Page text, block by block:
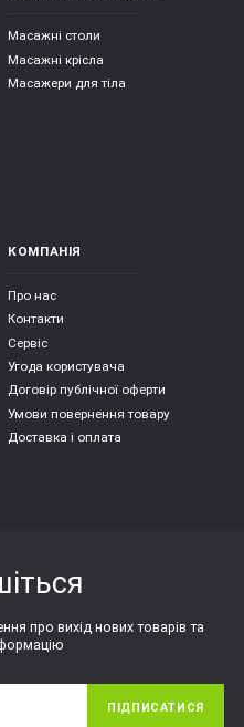
Масажні столи
Масажні крісла
Масажери для тіла
КОМПАНІЯ
Про нас
Контакти
Сервіс
Угода користувача
Договір публічної оферти
Умови повернення товару
Доставка і оплата
про вихід нових товарів та
ПІДПИСАТИСЯ